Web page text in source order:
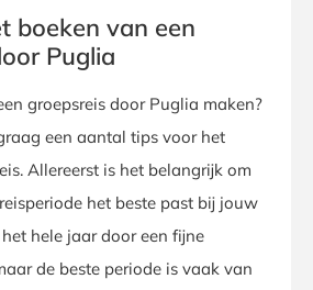
boeken van een
Puglia
groepsreis door Puglia maken?
een aantal tips voor het
Allereerst is het belangrijk om
het beste past bij jouw
hele jaar door een fijne
de beste periode is vaak van